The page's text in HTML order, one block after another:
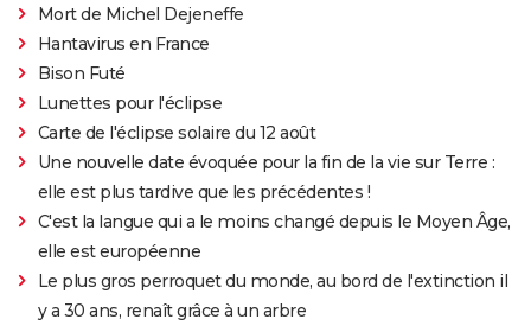
Mort de Michel Dejeneffe
Hantavirus en France
Bison Futé
Lunettes pour l'éclipse
Carte de l'éclipse solaire du 12 août
Une nouvelle date évoquée pour la fin de la vie sur Terre :
elle est plus tardive que les précédentes !
C'est la langue qui a le moins changé depuis le Moyen Âge,
elle est européenne
Le plus gros perroquet du monde, au bord de l'extinction il
y a 30 ans, renaît grâce à un arbre